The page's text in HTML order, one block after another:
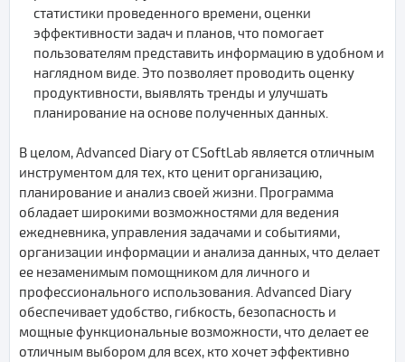
статистики проведенного времени, оценки
эффективности задач и планов, что помогает
пользователям представить информацию в удобном и
наглядном виде. Это позволяет проводить оценку
продуктивности, выявлять тренды и улучшать
планирование на основе полученных данных.
В целом, Advanced Diary от CSoftLab является отличным
инструментом для тех, кто ценит организацию,
планирование и анализ своей жизни. Программа
обладает широкими возможностями для ведения
ежедневника, управления задачами и событиями,
организации информации и анализа данных, что делает
ее незаменимым помощником для личного и
профессионального использования. Advanced Diary
обеспечивает удобство, гибкость, безопасность и
мощные функциональные возможности, что делает ее
отличным выбором для всех, кто хочет эффективно